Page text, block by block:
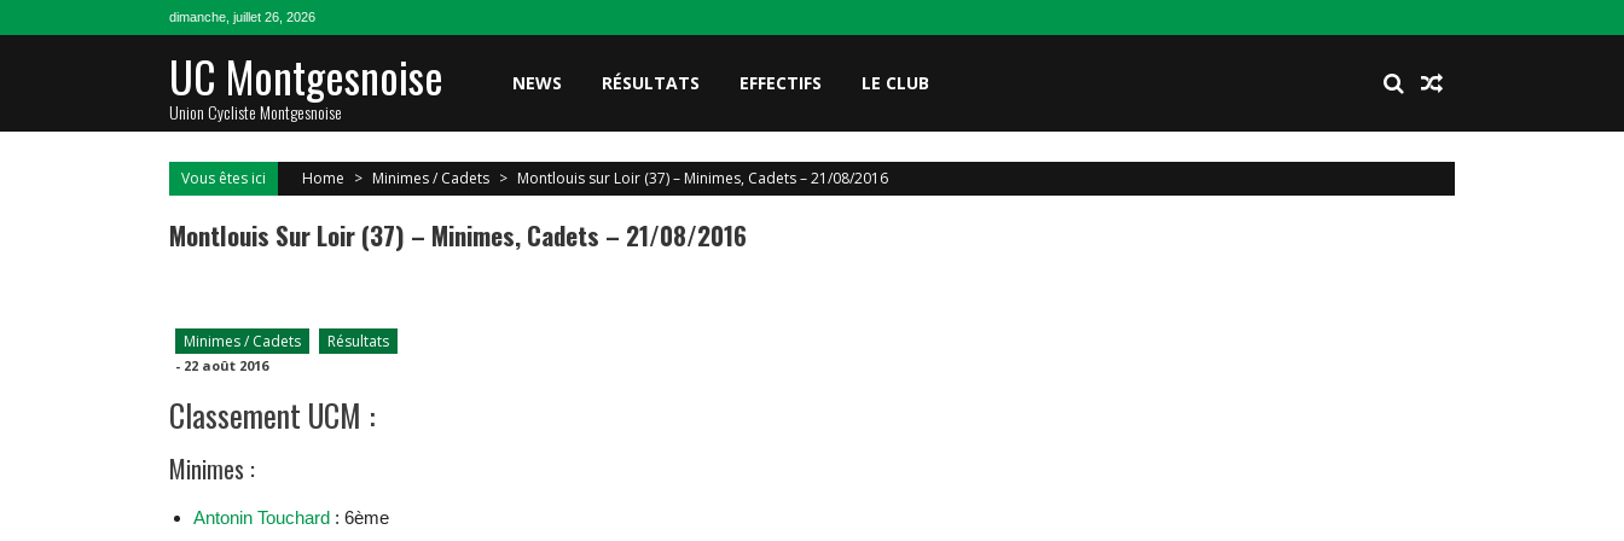
dimanche, juillet 26, 2026
UC Montgesnoise
Union Cycliste Montgesnoise
NEWS RÉSULTATS EFFECTIFS LE CLUB
Vous êtes ici Home > Minimes / Cadets > Montlouis sur Loir (37) – Minimes, Cadets – 21/08/2016
Montlouis Sur Loir (37) – Minimes, Cadets – 21/08/2016
Minimes / Cadets Résultats
- 22 août 2016
Classement UCM :
Minimes :
Antonin Touchard : 6ème